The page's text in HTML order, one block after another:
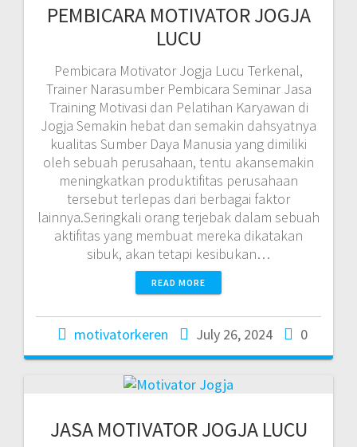
PEMBICARA MOTIVATOR JOGJA
LUCU
Pembicara Motivator Jogja Lucu Terkenal,
Trainer Narasumber Pembicara Seminar Jasa
Training Motivasi dan Pelatihan Karyawan di
Jogja Semakin hebat dan semakin dahsyatnya
kualitas Sumber Daya Manusia yang dimiliki
oleh sebuah perusahaan, tentu akansemakin
meningkatkan produktifitas perusahaan
tersebut terlepas dari berbagai faktor
lainnya.Seringkali orang terjebak dalam sebuah
aktifitas yang membuat mereka dikatakan
sibuk, akan tetapi kesibukan…
READ MORE
motivatorkeren July 26, 2024 0
JASA MOTIVATOR JOGJA LUCU